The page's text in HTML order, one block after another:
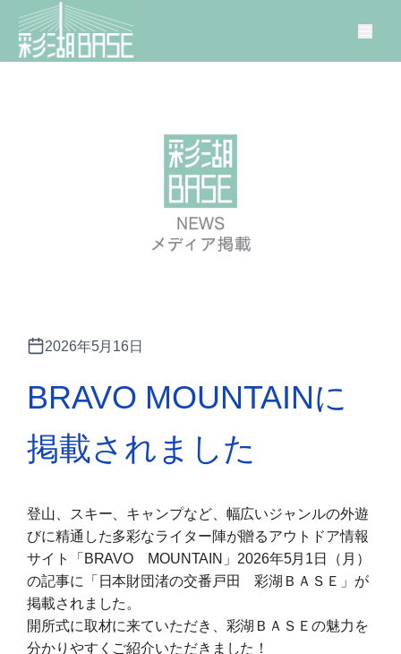
を
2026年5月16日
BRAVO MOUNTAINに
掲載されました
登山、スキー、キャンプなど、幅広いジャンルの外遊
びに精通した多彩なライター陣が贈るアウトドア情報
サイト「BRAVO MOUNTAIN」2026年5月1日（月）
の記事に「日本財団渚の交番戸田 彩湖ＢＡＳＥ」が
掲載されました。
開所式に取材に来ていただき、彩湖ＢＡＳＥの魅力を
分かりやすくご紹介いただきました！